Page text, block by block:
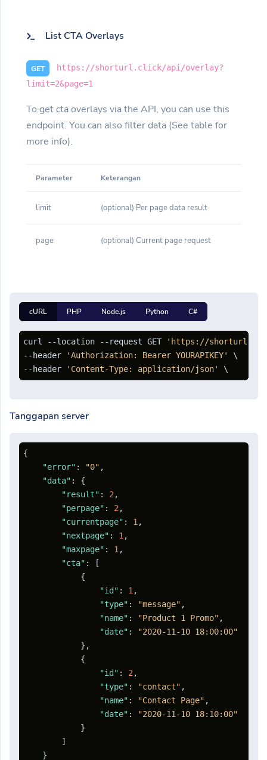
List CTA Overlays
GET
https://shorturl.click/api/overlay?
limit=2&page=1
To get cta overlays via the API, you can use this
endpoint. You can also filter data (See table for
more info).
Parameter Keterangan
limit (optional) Per page data result
page (optional) Current page request
cURL PHP Node.js Python C#
curl --location --request GET
'https://
--header
'Authorization: Bearer YOURAPIKEY'
\
--header
'Content-Type: application/json'
Tanggapan server
{
"error" : "0" ,
"data" :
{
"result" : 2,
"perpage" : 2,
"currentpage" : 1 ,
"nextpage" : 1 ,
"maxpage" : 1 ,
"cta" :
[
{
"id" : 1 ,
"type" : "message" ,
"name" : "Product 1 Promo" ,
"date" :
"2020-11-10 18:00:00"
} ,
{
"id" : 2,
"type" : "contact" ,
"name" : "Contact Page" ,
"date" :
"2020-11-10 18:10:00"
}
]
}